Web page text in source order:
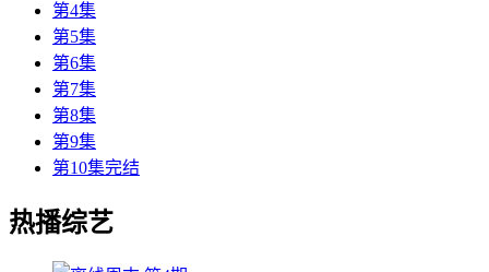
第4集
第5集
第6集
第7集
第8集
第9集
第10集完结
热播综艺